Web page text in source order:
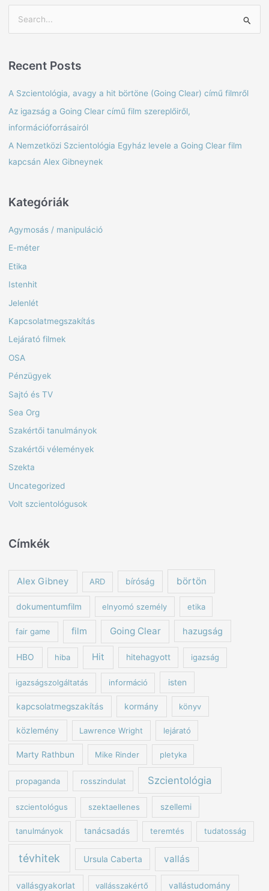
r
r
:
Recent Posts
A Szcientológia, avagy a hit börtöne (Going Clear) című filmről
Az igazság a Going Clear című film szereplőiről,
információforrásairól
A Nemzetközi Szcientológia Egyház levele a Going Clear film
kapcsán Alex Gibneynek
Kategóriák
Agymosás / manipuláció
E-méter
Etika
Istenhit
Jelenlét
Kapcsolatmegszakítás
Lejárató filmek
OSA
Pénzügyek
Sajtó és TV
Sea Org
Szakértői tanulmányok
Szakértői vélemények
Szekta
Uncategorized
Volt szcientológusok
Címkék
Alex Gibney ARD bíróság börtön
dokumentumfilm elnyomó személy etika
fair game film Going Clear hazugság
HBO hiba Hit hitehagyott igazság
igazságszolgáltatás információ isten
kapcsolatmegszakítás kormány könyv
közlemény Lawrence Wright lejárató
Marty Rathbun Mike Rinder pletyka
propaganda rosszindulat Szcientológia
szcientológus szektaellenes szellemi
tanulmányok tanácsadás teremtés tudatosság
tévhitek Ursula Caberta vallás
vallásgyakorlat vallásszakértő vallástudomány